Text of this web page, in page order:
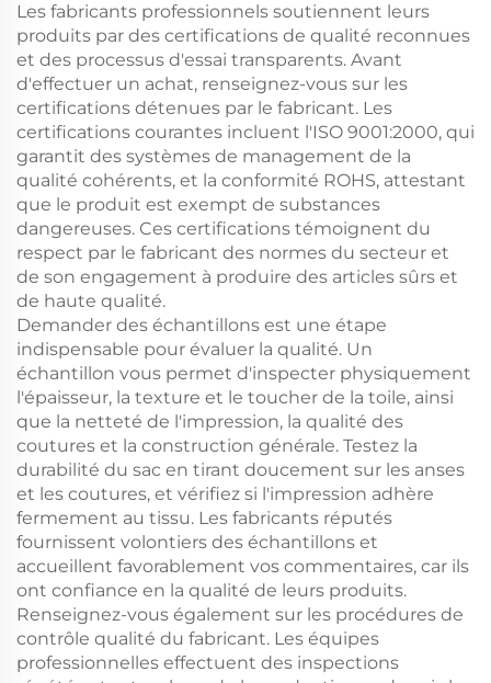
Les fabricants professionnels soutiennent leurs
produits par des certifications de qualité reconnues
et des processus d'essai transparents. Avant
d'effectuer un achat, renseignez-vous sur les
certifications détenues par le fabricant. Les
certifications courantes incluent l'ISO 9001:2000, qui
garantit des systèmes de management de la
qualité cohérents, et la conformité ROHS, attestant
que le produit est exempt de substances
dangereuses. Ces certifications témoignent du
respect par le fabricant des normes du secteur et
de son engagement à produire des articles sûrs et
de haute qualité.
Demander des échantillons est une étape
indispensable pour évaluer la qualité. Un
échantillon vous permet d'inspecter physiquement
l'épaisseur, la texture et le toucher de la toile, ainsi
que la netteté de l'impression, la qualité des
coutures et la construction générale. Testez la
durabilité du sac en tirant doucement sur les anses
et les coutures, et vérifiez si l'impression adhère
fermement au tissu. Les fabricants réputés
fournissent volontiers des échantillons et
accueillent favorablement vos commentaires, car ils
ont confiance en la qualité de leurs produits.
Renseignez-vous également sur les procédures de
contrôle qualité du fabricant. Les équipes
professionnelles effectuent des inspections